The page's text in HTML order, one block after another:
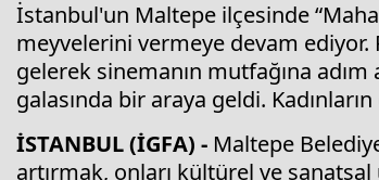
İstanbul'un Maltepe ilçesinde
meyvelerini vermeye devam ediyor.
gelerek sinemanın mutfağına
galasında bir araya geldi.
İSTANBUL (İGFA) - Maltepe
artırmak, onları kültürel ve